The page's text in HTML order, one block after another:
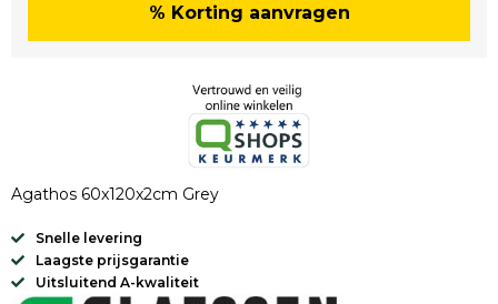
% Korting aanvragen
Agathos 60x120x2cm Grey
Snelle levering
Laagste prijsgarantie
Uitsluitend A-kwaliteit